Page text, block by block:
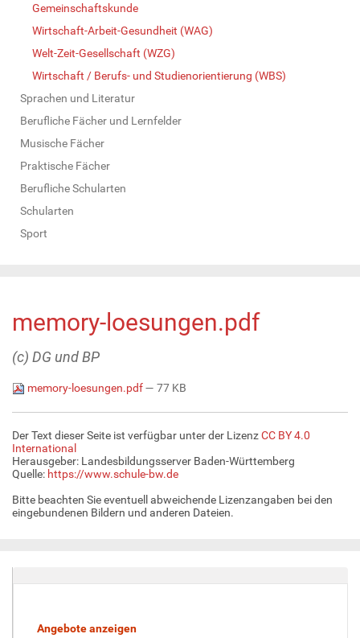
Gemeinschaftskunde
Wirtschaft-Arbeit-Gesundheit (WAG)
Welt-Zeit-Gesellschaft (WZG)
Wirtschaft / Berufs- und Studienorientierung (WBS)
Sprachen und Literatur
Berufliche Fächer und Lernfelder
Musische Fächer
Praktische Fächer
Berufliche Schularten
Schularten
Sport
memory-loesungen.pdf
(c) DG und BP
memory-loesungen.pdf— 77 KB
Der Text dieser Seite ist verfügbar unter der LizenzCC BY 4.0
International
Herausgeber: Landesbildungsserver Baden-Württemberg
Quelle: https://www.schule-bw.de
Bitte beachten Sie eventuell abweichende Lizenzangaben bei den
eingebundenen Bildern und anderen Dateien.